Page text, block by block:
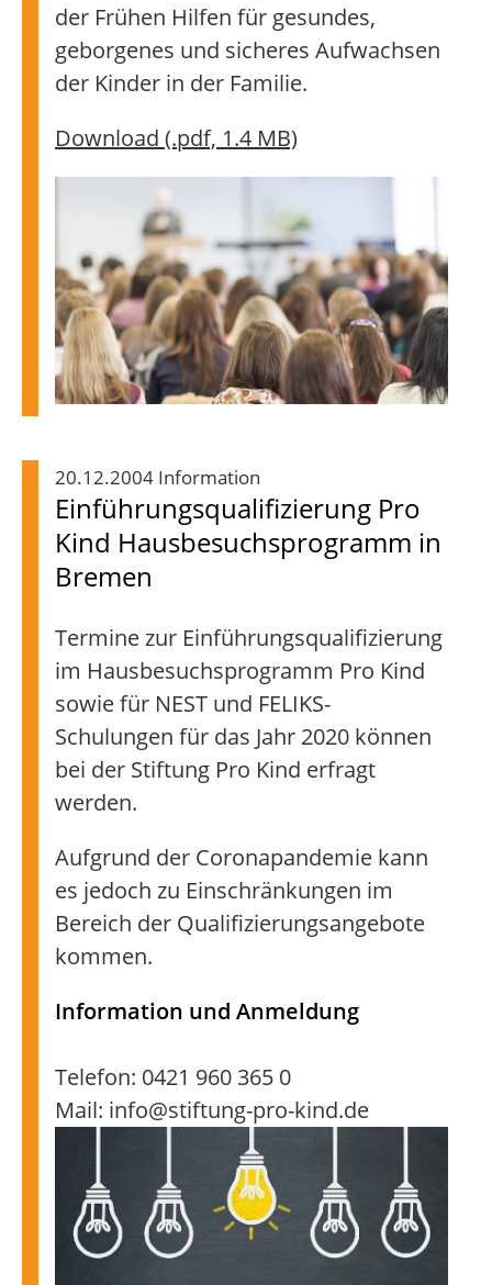
der Frühen Hilfen für gesundes,
geborgenes und sicheres Aufwachsen
der Kinder in der Familie.
Download (.pdf, 1.4 MB)
20.12.2004 Information
Einführungsqualifizierung Pro
Kind Hausbesuchsprogramm in
Bremen
Termine zur Einführungsqualifizierung
im Hausbesuchsprogramm Pro Kind
sowie für NEST und FELIKS-
Schulungen für das Jahr 2020 können
bei der Stiftung Pro Kind erfragt
werden.
Aufgrund der Coronapandemie kann
es jedoch zu Einschränkungen im
Bereich der Qualifizierungsangebote
kommen.
Information und Anmeldung
Telefon: 0421 960 365 0
Mail: info@stiftung-pro-kind.de